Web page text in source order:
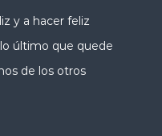
y a hacer feliz
último que quede
de los otros